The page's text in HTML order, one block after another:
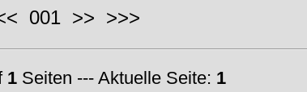
001 >> >>>
1Seiten --- Aktuelle Seite: 1